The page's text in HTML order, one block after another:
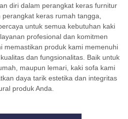
diri dalam perangkat keras furnitur
keras rumah tangga,
untuk semua kebutuhan kaki
profesional dan komitmen
memastikan produk kami memenuhi
dan fungsionalitas. Baik untuk
maupun lemari, kaki sofa kami
daya tarik estetika dan integritas
produk Anda.